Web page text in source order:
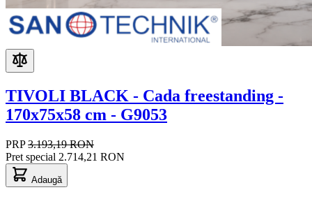
TIVOLI BLACK - Cada freestanding -
170x75x58 cm - G9053
PRP 3.193,19 RON
Pret special 2.714,21 RON
Adaugă